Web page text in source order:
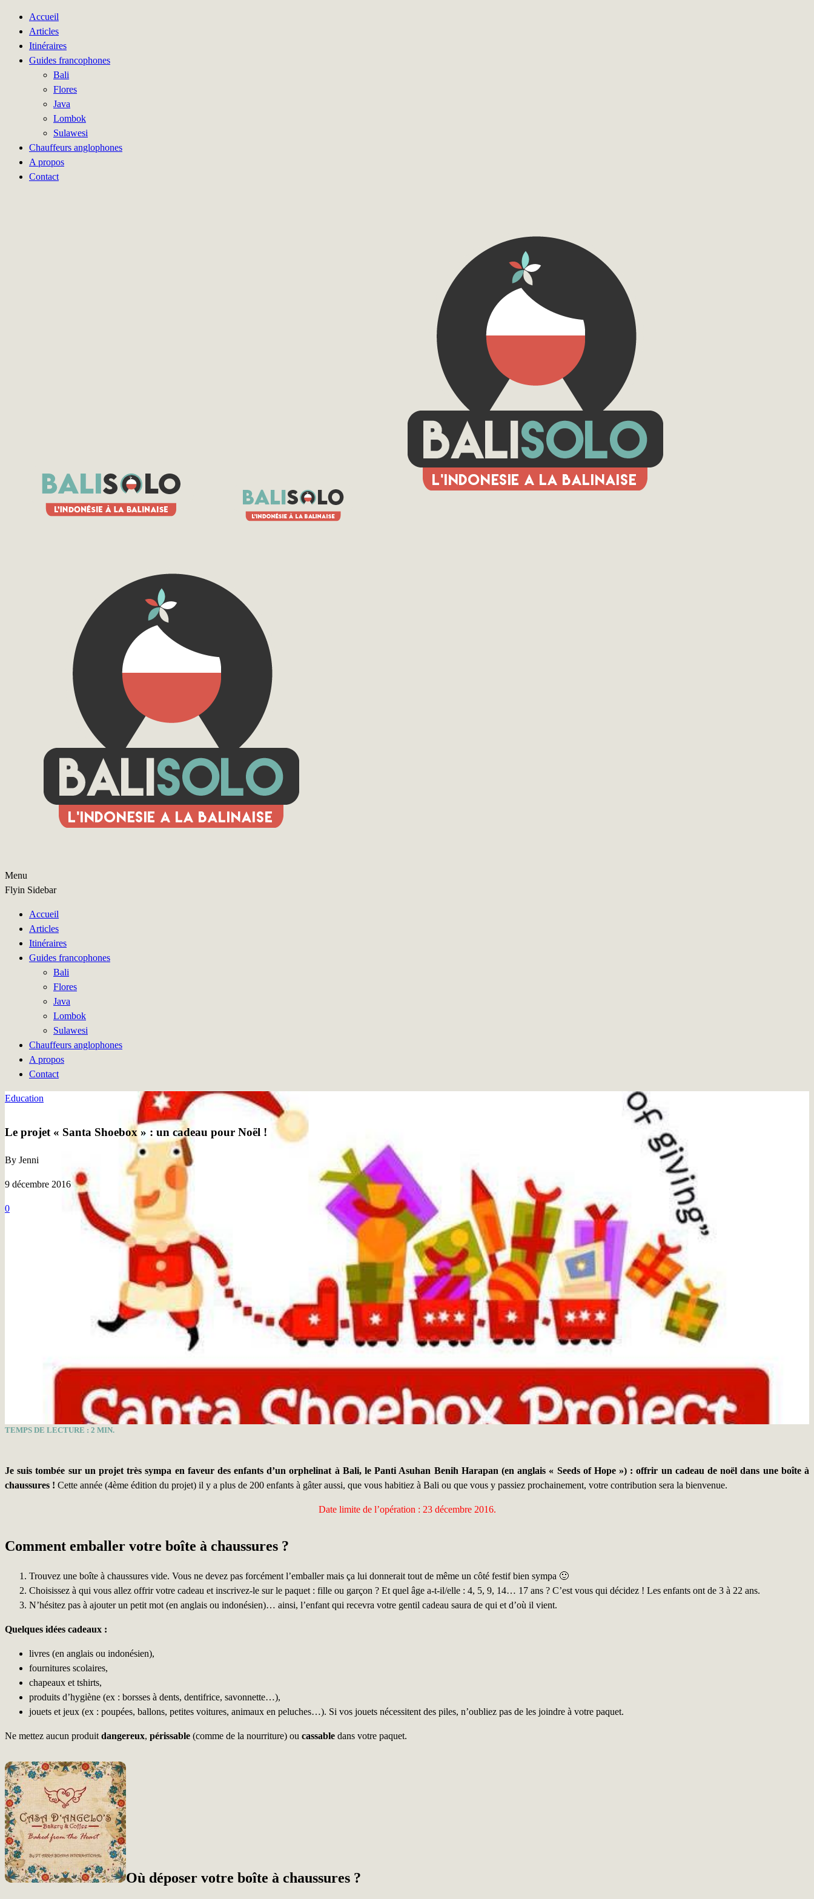
Accueil
Articles
Itinéraires
Guides francophones
Bali
Flores
Java
Lombok
Sulawesi
Chauffeurs anglophones
A propos
Contact
Menu
Flyin Sidebar
Accueil
Articles
Itinéraires
Guides francophones
Bali
Flores
Java
Lombok
Sulawesi
Chauffeurs anglophones
A propos
Contact
Education
Le projet « Santa Shoebox » : un cadeau pour Noël !
By Jenni
9 décembre 2016
0
TEMPS DE LECTURE : 2 MIN.
Je suis tombée sur un projet très sympa en faveur des enfants d’un orphelinat à Bali, le Panti Asuhan Benih Harapan (en anglais « Seeds of Hope ») : offrir un cadeau de noël dans une boîte à
chaussures ! Cette année (4ème édition du projet) il y a plus de 200 enfants à gâter aussi, que vous habitiez à Bali ou que vous y passiez prochainement, votre contribution sera la bienvenue.
Date limite de l’opération : 23 décembre 2016.
Comment emballer votre boîte à chaussures ?
Trouvez une boîte à chaussures vide. Vous ne devez pas forcément l’emballer mais ça lui donnerait tout de même un côté festif bien sympa 🙂
Choisissez à qui vous allez offrir votre cadeau et inscrivez-le sur le paquet : fille ou garçon ? Et quel âge a-t-il/elle : 4, 5, 9, 14… 17 ans ? C’est vous qui décidez ! Les enfants ont de 3 à 22 ans.
N’hésitez pas à ajouter un petit mot (en anglais ou indonésien)… ainsi, l’enfant qui recevra votre gentil cadeau saura de qui et d’où il vient.
Quelques idées cadeaux :
livres (en anglais ou indonésien),
fournitures scolaires,
chapeaux et tshirts,
produits d’hygiène (ex : borsses à dents, dentifrice, savonnette…),
jouets et jeux (ex : poupées, ballons, petites voitures, animaux en peluches…). Si vos jouets nécessitent des piles, n’oubliez pas de les joindre à votre paquet.
Ne mettez aucun produit dangereux, périssable (comme de la nourriture) ou cassable dans votre paquet.
Où déposer votre boîte à chaussures ?